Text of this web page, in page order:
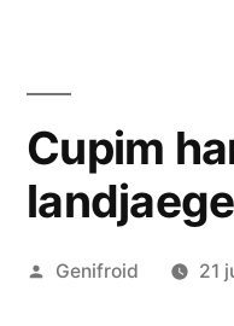
Cupim
Publié
Genifroid 21